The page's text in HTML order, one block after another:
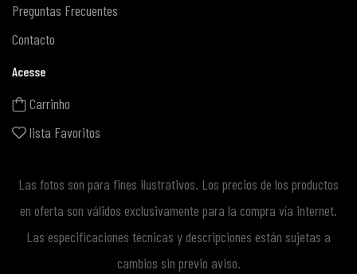
Preguntas Frecuentes
Contacto
Acesse
Carrinho
lista Favoritos
Las fotos son para fines ilustrativos. Los precios de los productos
en oferta son válidos exclusivamente para la compra vía internet.
Las especificaciones técnicas y descripciones están sujetas a
cambios sin previo aviso.